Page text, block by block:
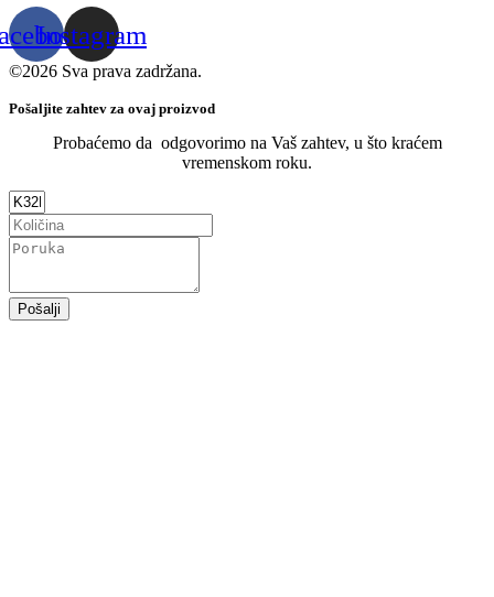
Instagram
©2026 Sva prava zadržana.
Pošaljite zahtev za ovaj proizvod
Probaćemo da odgovorimo na Vaš zahtev, u što kraćem
vremenskom roku.
Pošalji